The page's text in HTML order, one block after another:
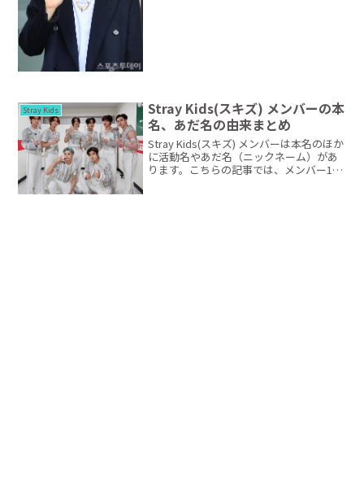
Stray Kids
Stray Kids(スキズ) メンバーの本
名、あだ名の由来まとめ
Stray Kids(スキズ) メンバーは本名のほか
に活動名やあだ名（ニックネーム）があ
ります。こちらの記事では、メンバー1人